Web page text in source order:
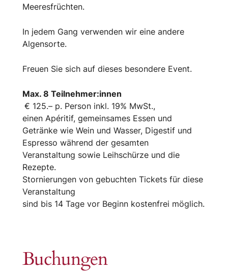
Meeresfrüchten.
In jedem Gang verwenden wir eine andere
Algensorte.
Freuen Sie sich auf dieses besondere Event.
Max. 8 Teilnehmer:innen
€ 125.– p. Person inkl. 19% MwSt.,
einen Apéritif, gemeinsames Essen und
Getränke wie Wein und Wasser, Digestif und
Espresso während der gesamten
Veranstaltung sowie Leihschürze und die
Rezepte.
Stornierungen von gebuchten Tickets für diese
Veranstaltung
sind bis 14 Tage vor Beginn kostenfrei möglich.
Buchungen